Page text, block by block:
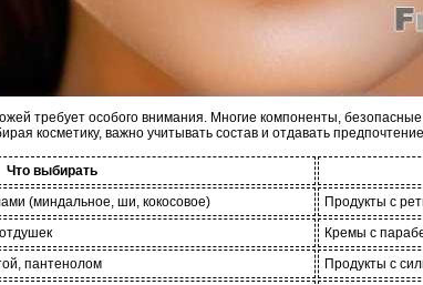
требует особого внимания. Многие компоненты,
косметику, важно учитывать состав и отдавать
Что выбирать
(миндальное, ши, кокосовое)
Продукты с
Кремы с
пантенолом
Продукты с